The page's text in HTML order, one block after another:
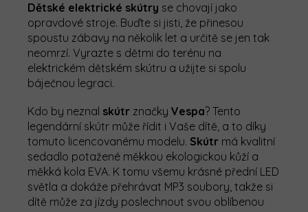
Dětské elektrické skútry se chovají jako
opravdové stroje. Buďte si jisti, že přinesou
spoustu zábavy na několik let a určitě se jen tak
neomrzí. Vyrazte s dětmi do terénu na
elektrickém dětském skútru a užijte si spolu
báječnou legraci.
Kdo by neznal skútr značky Vespa? Tento
legendární skútr může řídit i Vaše dítě, a to díky
tomuto licencovanému modelu. Skútr má kvalitní
sedadlo potažené měkkou ekologickou kůží a
měkká kola EVA. K tomu všemu krásné přední LED
světla a dokáže přehrávat MP3 soubory, takže si
dítě může za jízdy poslechnout svou oblíbenou